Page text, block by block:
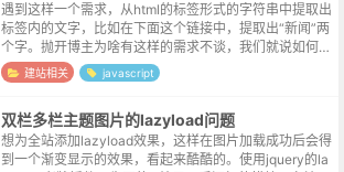
遇到这样一个需求，从html的标签形式的字符串中提取出
标签内的文字，比如在下面这个链接中，提取出“新闻”两
个字。抛开博主为啥有这样的需求不谈，我们就说如何去
实现：link='<a href="http://news.b...
建站相关 javascript
双栏多栏主题图片的lazyload问题
想为全站添加lazyload效果，这样在图片加载成功后会得
到一个渐变显示的效果，看起来酷酷的。使用jquery的la